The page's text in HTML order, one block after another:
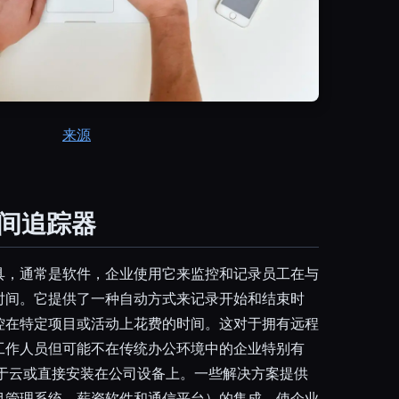
来源
追踪器
通常是软件，企业使用它来监控和记录员工在与
。它提供了一种自动方式来记录开始和结束时
特定项目或活动上花费的时间。这对于拥有远程
人员但可能不在传统办公环境中的企业特别有
云或直接安装在公司设备上。一些解决方案提供